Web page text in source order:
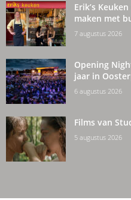
Erik’s
maken met
7 augustus 2026
Opening
jaar in
6 augustus 2026
Films van
5 augustus 2026